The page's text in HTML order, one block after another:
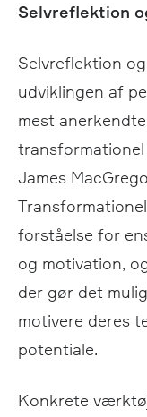
Selvreflektion
Selvreflektion
udviklingen af
mest
transformationel
James
forståelse for
og motivation,
der gør det
motivere deres
potentiale.
Konkrete